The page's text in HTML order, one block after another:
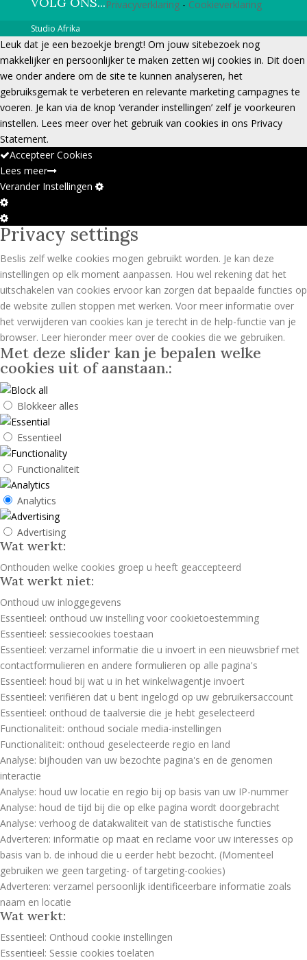
Privacyverklaring- Cookieverklaring
Studio Afrika
Leuk dat je een bezoekje brengt! Om jouw sitebezoek nog
makkelijker en persoonlijker te maken zetten wij cookies in. Dit doen
we onder andere om de site te kunnen analyseren, het
gebruiksgemak te verbeteren en relevante marketing campagnes te
voeren. Je kan via de knop ‘verander instellingen’ zelf je voorkeuren
instellen. Lees meer over het gebruik van cookies in ons Privacy
Statement.
Accepteer Cookies
Lees meer
Verander Instellingen
Cookie
Box-
instellingen
Cookie
Box-
instellingen
Privacy settings
Beslis zelf welke cookies mogen gebruikt worden. Je kan deze
instellingen op elk moment aanpassen. Hou wel rekening dat het
uitschakelen van cookies ervoor kan zorgen dat bepaalde functies op
de website zullen stoppen met werken. Voor meer informatie over
het verwijderen van cookies kan je terecht in de help-functie van je
browser. Leer hieronder meer over de cookies die we gebruiken.
Met deze slider kan je bepalen welke
cookies uit of aanstaan.:
Blokkeer alles
Essentieel
Functionaliteit
Analytics
Advertising
Wat werkt:
Onthouden welke cookies groep u heeft geaccepteerd
Wat werkt niet:
Onthoud uw inloggegevens
Essentieel: onthoud uw instelling voor cookietoestemming
Essentieel: sessiecookies toestaan
Essentieel: verzamel informatie die u invoert in een nieuwsbrief met
contactformulieren en andere formulieren op alle pagina's
Essentieel: houd bij wat u in het winkelwagentje invoert
Essentieel: verifiëren dat u bent ingelogd op uw gebruikersaccount
Essentieel: onthoud de taalversie die je hebt geselecteerd
Functionaliteit: onthoud sociale media-instellingen
Functionaliteit: onthoud geselecteerde regio en land
Analyse: bijhouden van uw bezochte pagina's en de genomen
interactie
Analyse: houd uw locatie en regio bij op basis van uw IP-nummer
Analyse: houd de tijd bij die op elke pagina wordt doorgebracht
Analyse: verhoog de datakwaliteit van de statistische functies
Adverteren: informatie op maat en reclame voor uw interesses op
basis van b. de inhoud die u eerder hebt bezocht. (Momenteel
gebruiken we geen targeting- of targeting-cookies)
Adverteren: verzamel persoonlijk identificeerbare informatie zoals
naam en locatie
Wat werkt:
Essentieel: Onthoud cookie instellingen
Essentieel: Sessie cookies toelaten